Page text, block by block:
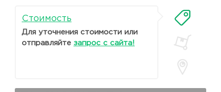
Стоимость
Для уточнения стоимости или
отправляйте запрос с сайта!